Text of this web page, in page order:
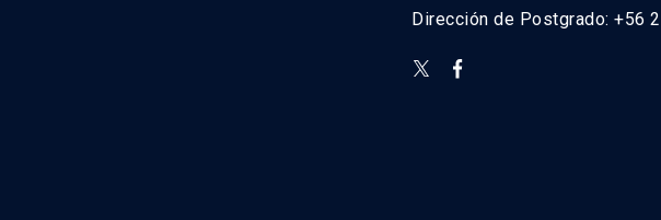
Dirección de Postgrado: +56